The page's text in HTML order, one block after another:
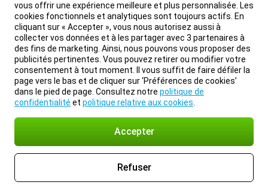
vous offrir une expérience meilleure et plus personnalisée. Les
cookies fonctionnels et analytiques sont toujours actifs. En
cliquant sur « Accepter », vous nous autorisez aussi à
collecter vos données et à les partager avec 3 partenaires à
des fins de marketing. Ainsi, nous pouvons vous proposer des
publicités pertinentes. Vous pouvez retirer ou modifier votre
consentement à tout moment. Il vous suffit de faire défiler la
page vers le bas et de cliquer sur ‘Préférences de cookies’
dans le pied de page. Consultez notre politique de
confidentialité et politique relative aux cookies
Accepter
Refuser